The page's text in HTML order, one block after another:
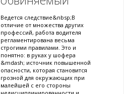
Ведется следствие&nbsp;В
отличие от множества других
профессий, работа водителя
регламентирована весьма
строгими правилами. Это и
понятно: в руках у шофера
&mdash; источник повышенной
опасности, которая становится
грозной для окружающих при
малейшей с его стороны